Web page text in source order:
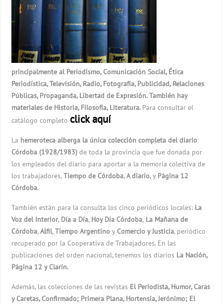
principalmente al Periodismo, Comunicación Social, Ética
Periodística, Televisión, Radio, Fotografía, Publicidad, Relaciones
Públicas, Propaganda, Libertad de Expresión. También hay
materiales de Historia, Filosofía, Literatura. Para consultar el
catálogo completo click aquí
La hemeroteca alberga la única colección completa del diario
Córdoba (1928/1983) de toda la provincia que fue donada por
los empleados del diario para aportar a la memoria colectiva de
los trabajadores,Tiempo de Córdoba,A diario, y Página 12
Córdoba.
También están para la consulta los cinco periódicos locales: La
Voz del Interior, Día a Día, Hoy Día Córdoba, La Mañana de
Córdoba,Alfil,Tiempo Argentino y Comercio y Justicia, periódico
recuperado por la Cooperativa de Trabajadores. En las
publicaciones del orden nacional, tenemos los diarios La Nación,
Página 12 y Clarín.
Además, las colecciones de las revistas El Periodista, Humor, Caras
y Caretas, Confirmado; Primera Plana, Hortensia, Jerónimo; El